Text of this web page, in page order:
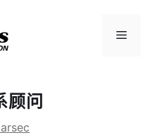
菜
顾问